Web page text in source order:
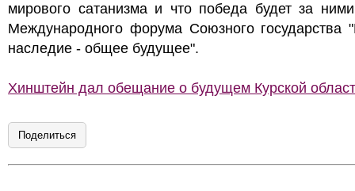
мирового сатанизма и что победа будет за
Международного форума Союзного государства
наследие - общее будущее".
Хинштейн дал обещание о будущем Курской
Поделиться